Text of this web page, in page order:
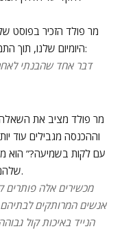
מר פולד הזכיר בפוסט
היומיום שלנו, תוך התמקדות בסוגים שונים של עוגמת נפש. הוא ציין:
דבר אחד שהבנתי
מר פולד מציב את השאלה:
וההכנסה מגבילים עוד
עם לקות בשמיעה?” הוא
מעולים עם סדרת מוצרי ה-Wear & Hear שלהם.
אנשים המרותקים
הנייד באיכות קול